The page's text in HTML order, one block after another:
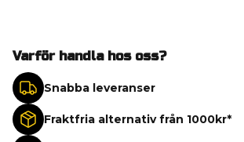
Varför handla hos oss?
Snabba leveranser
Fraktfria alternativ från 1000kr*